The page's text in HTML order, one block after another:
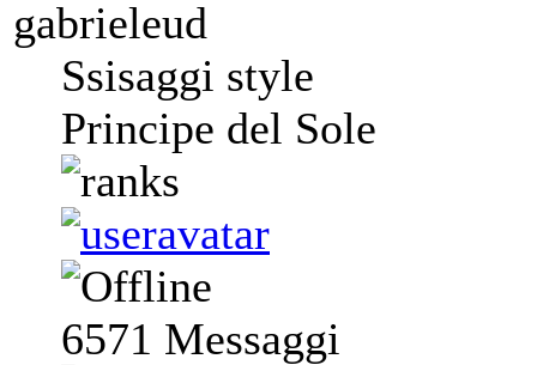
gabrieleud
Ssisaggi style
Principe del Sole
6571 Messaggi